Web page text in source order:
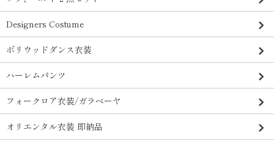
Designers Costume
ボリウッドダンス衣装
ハーレムパンツ
フォークロア衣装/ガラベーヤ
オリエンタル衣装 即納品